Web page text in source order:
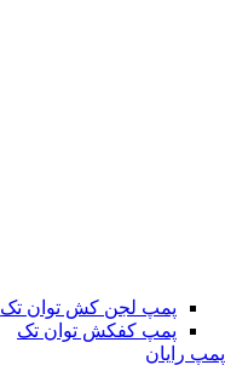
پمپ لجن کش توان تک
پمپ کفکش توان تک
پمپ رایان